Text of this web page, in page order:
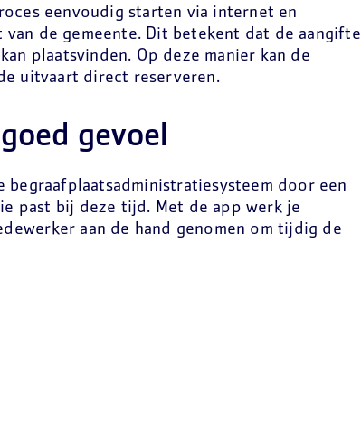
eenvoudig starten via internet en
van de gemeente. Dit betekent dat de aangifte
plaatsvinden. Op deze manier kan de
uitvaart direct reserveren.
gevoel
begraafplaatsadministratiesysteem door een
past bij deze tijd. Met de app werk je
aan de hand genomen om tijdig de